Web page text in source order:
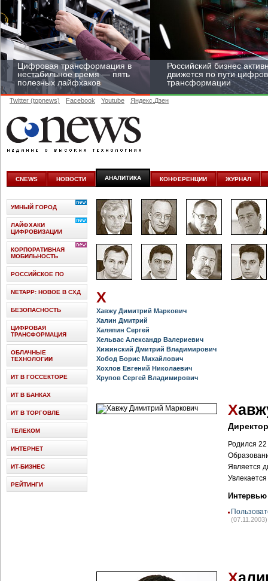
Цифровая трансформация в
нестабильное время — пять
полезных лайфхаков
Российский бизнес
движется по пути
трансформации
цифровизироваться со
скоростью крупных
корпораций
Twitter (topnews) Facebook Youtube Яндекс.Дзен
CNEWS НОВОСТИ АНАЛИТИКА КОНФЕРЕНЦИИ ЖУРНАЛ
Х
Хавжу Димитрий Маркович
Халин Дмитрий
Халяпин Сергей
Хельвас Александр Валериевич
Хижинский Дмитрий Владимирович
Хобод Борис Михайлович
Хохлов Евгений Николаевич
Хрупов Сергей Владимирович
Х
Родился
Является
Интервью
(07.11.2003)
Х
УМНЫЙ ГОРОД
ЛАЙФХАКИ
ЦИФРОВИЗАЦИИ
КОРПОРАТИВНАЯ
МОБИЛЬНОСТЬ
РОССИЙСКОЕ ПО
NETAPP: НОВОЕ В СХД
БЕЗОПАСНОСТЬ
ЦИФРОВАЯ
ТРАНСФОРМАЦИЯ
ОБЛАЧНЫЕ
ТЕХНОЛОГИИ
ИТ В ГОССЕКТОРЕ
ИТ В БАНКАХ
ИТ В ТОРГОВЛЕ
ТЕЛЕКОМ
ИНТЕРНЕТ
ИТ-БИЗНЕС
РЕЙТИНГИ